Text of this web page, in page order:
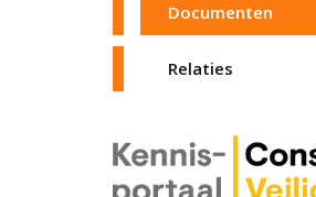
Documenten
Relaties